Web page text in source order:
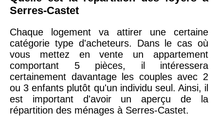
Serres-Castet
Chaque logement va attirer une certaine
catégorie type d'acheteurs. Dans le cas où
vous mettez en vente un appartement
comportant 5 pièces, il intéressera
certainement davantage les couples avec 2
ou 3 enfants plutôt qu'un individu seul. Ainsi, il
est important d'avoir un aperçu de la
répartition des ménages à Serres-Castet.